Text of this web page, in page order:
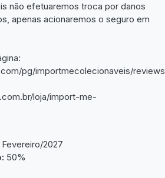
não efetuaremos troca por danos
apenas acionaremos o seguro em
pg/importmecolecionaveis/
loja/import-me-
Fevereiro/2027
50%